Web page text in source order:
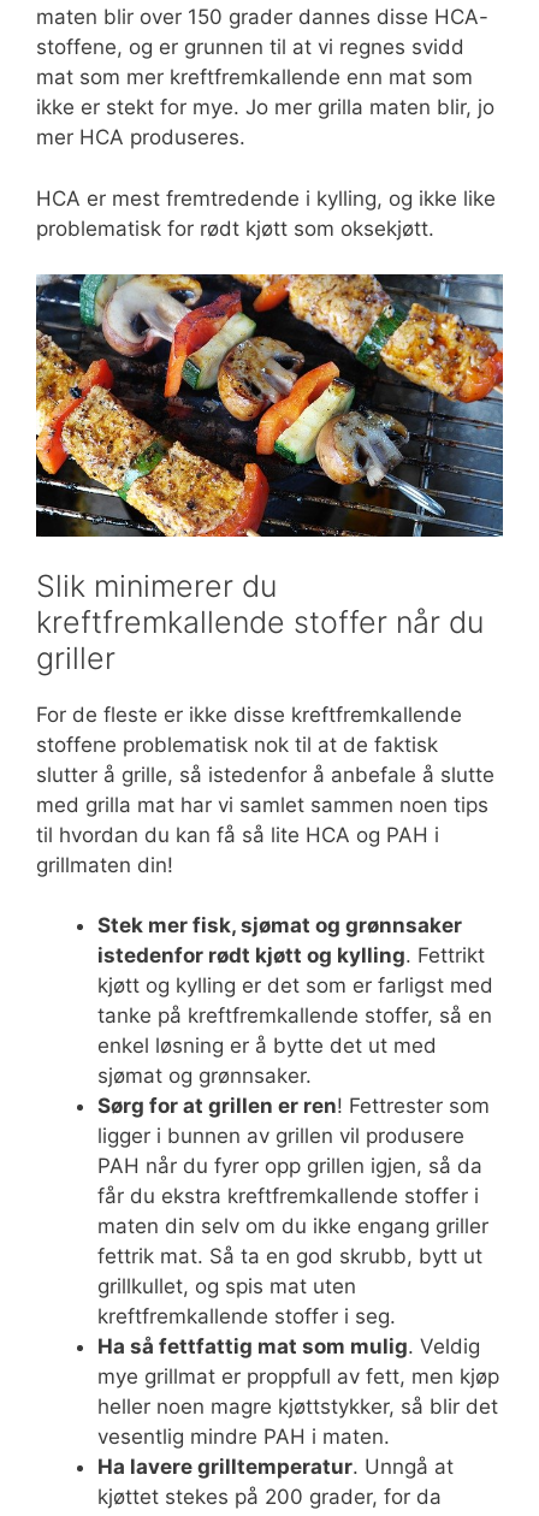
maten blir over 150 grader dannes disse HCA-
stoffene, og er grunnen til at vi regnes svidd
mat som mer kreftfremkallende enn mat som
ikke er stekt for mye. Jo mer grilla maten blir, jo
mer HCA produseres.
HCA er mest fremtredende i kylling, og ikke like
problematisk for rødt kjøtt som oksekjøtt.
Slik minimerer du
kreftfremkallende stoffer når du
griller
For de fleste er ikke disse kreftfremkallende
stoffene problematisk nok til at de faktisk
slutter å grille, så istedenfor å anbefale å slutte
med grilla mat har vi samlet sammen noen tips
til hvordan du kan få så lite HCA og PAH i
grillmaten din!
Stek mer fisk, sjømat og grønnsaker
istedenfor rødt kjøtt og kylling. Fettrikt
kjøtt og kylling er det som er farligst med
tanke på kreftfremkallende stoffer, så en
enkel løsning er å bytte det ut med
sjømat og grønnsaker.
Sørg for at grillen er ren! Fettrester som
ligger i bunnen av grillen vil produsere
PAH når du fyrer opp grillen igjen, så da
får du ekstra kreftfremkallende stoffer i
maten din selv om du ikke engang griller
fettrik mat. Så ta en god skrubb, bytt ut
grillkullet, og spis mat uten
kreftfremkallende stoffer i seg.
Ha så fettfattig mat som mulig. Veldig
mye grillmat er proppfull av fett, men kjøp
heller noen magre kjøttstykker, så blir det
vesentlig mindre PAH i maten.
Ha lavere grilltemperatur. Unngå at
kjøttet stekes på 200 grader, for da